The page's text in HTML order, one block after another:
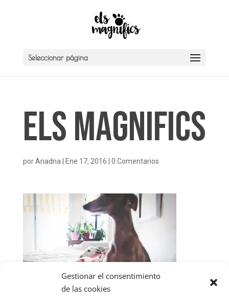
Gestionar el consentimiento
de las cookies
Seleccionar página
Els Magnifics
porAriadna Ene 17, 2016 0 Comentarios